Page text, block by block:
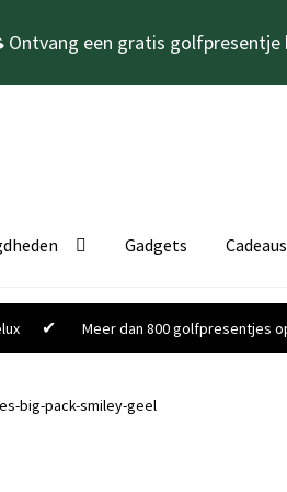
Ontvang een gratis
Gadgets
✔ Meer dan 800 golfpresentjes
big-pack-smiley-geel